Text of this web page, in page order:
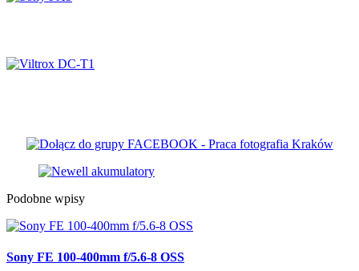
Podobne wpisy
Sony FE 100-400mm f/5.6-8 OSS